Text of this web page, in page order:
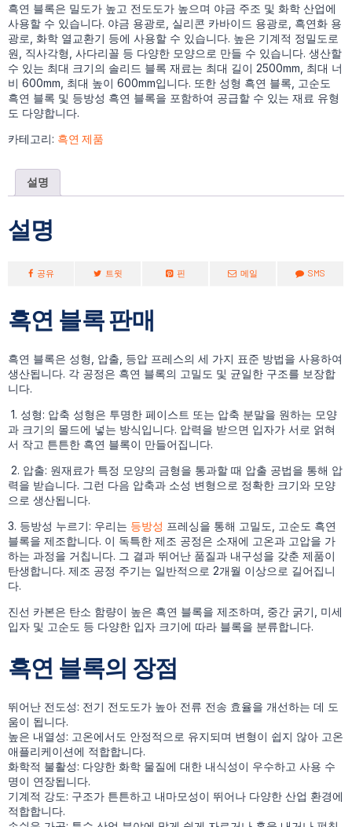
흑연 블록은 밀도가 높고 전도도가 높으며 야금 주조 및 화학 산업에
사용할 수 있습니다. 야금 용광로, 실리콘 카바이드 용광로, 흑연화 용
광로, 화학 열교환기 등에 사용할 수 있습니다. 높은 기계적 정밀도로
원, 직사각형, 사다리꼴 등 다양한 모양으로 만들 수 있습니다. 생산할
수 있는 최대 크기의 솔리드 블록 재료는 최대 길이 2500mm, 최대 너
비 600mm, 최대 높이 600mm입니다. 또한 성형 흑연 블록, 고순도
흑연 블록 및 등방성 흑연 블록을 포함하여 공급할 수 있는 재료 유형
도 다양합니다.
카테고리: 흑연 제품
설명
설명
공유 트윗 핀 메일 SMS
흑연 블록 판매
흑연 블록은 성형, 압출, 등압 프레스의 세 가지 표준 방법을 사용하여
생산됩니다. 각 공정은 흑연 블록의 고밀도 및 균일한 구조를 보장합
니다.
1. 성형: 압축 성형은 투명한 페이스트 또는 압축 분말을 원하는 모양
과 크기의 몰드에 넣는 방식입니다. 압력을 받으면 입자가 서로 얽혀
서 작고 튼튼한 흑연 블록이 만들어집니다.
2. 압출: 원재료가 특정 모양의 금형을 통과할 때 압출 공법을 통해 압
력을 받습니다. 그런 다음 압축과 소성 변형으로 정확한 크기와 모양
으로 생산됩니다.
3. 등방성 누르기: 우리는 등방성 프레싱을 통해 고밀도, 고순도 흑연
블록을 제조합니다. 이 독특한 제조 공정은 소재에 고온과 고압을 가
하는 과정을 거칩니다. 그 결과 뛰어난 품질과 내구성을 갖춘 제품이
탄생합니다. 제조 공정 주기는 일반적으로 2개월 이상으로 길어집니
다.
진선 카본은 탄소 함량이 높은 흑연 블록을 제조하며, 중간 굵기, 미세
입자 및 고순도 등 다양한 입자 크기에 따라 블록을 분류합니다.
흑연 블록의 장점
뛰어난 전도성: 전기 전도도가 높아 전류 전송 효율을 개선하는 데 도
움이 됩니다.
높은 내열성: 고온에서도 안정적으로 유지되며 변형이 쉽지 않아 고온
애플리케이션에 적합합니다.
화학적 불활성: 다양한 화학 물질에 대한 내식성이 우수하고 사용 수
명이 연장됩니다.
기계적 강도: 구조가 튼튼하고 내마모성이 뛰어나 다양한 산업 환경에
적합합니다.